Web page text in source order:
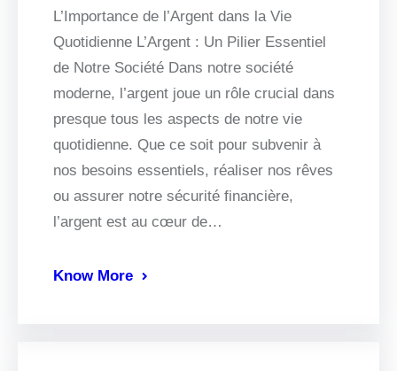
L’Importance de l’Argent dans la Vie
Quotidienne L’Argent : Un Pilier Essentiel
de Notre Société Dans notre société
moderne, l’argent joue un rôle crucial dans
presque tous les aspects de notre vie
quotidienne. Que ce soit pour subvenir à
nos besoins essentiels, réaliser nos rêves
ou assurer notre sécurité financière,
l’argent est au cœur de…
Know More